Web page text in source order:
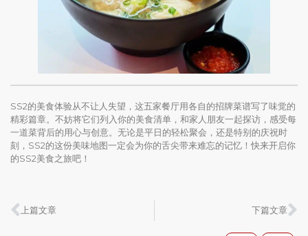
SS2的美食体验从不让人失望，这五家餐厅用各自的招牌菜谱写了味觉的
精彩篇章。不妨将它们列入你的美食清单，和家人朋友一起探访，感受每
一道菜背后的用心与创意。无论是平日的轻松聚会，还是特别的庆祝时
刻，SS2的这份美味地图一定会为你的舌尖带来难忘的记忆！快来开启你
的SS2美食之旅吧！
上篇文章 下篇文章